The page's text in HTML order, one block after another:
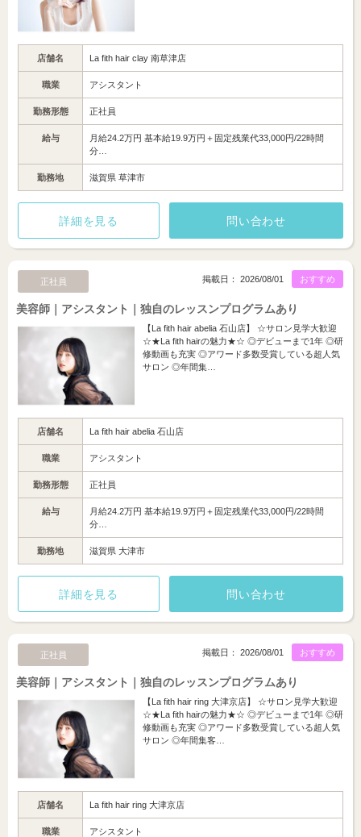
店舗名 La fith hair clay 南草津店
職業 アシスタント
勤務形態 正社員
給与
月給24.2万円 基本給19.9万円＋固定残業代33,000円/22時間
分…
勤務地 滋賀県 草津市
詳細を見る 問い合わせ
正社員 おすすめ
掲載日： 2026/08/01
美容師｜アシスタント｜独自のレッスンプログラムあり
【La fith hair abelia 石山店】 ☆サロン見学大歓迎
☆★La fith hairの魅力★☆ ◎デビューまで1年 ◎研
修動画も充実 ◎アワード多数受賞している超人気
サロン ◎年間集…
店舗名 La fith hair abelia 石山店
職業 アシスタント
勤務形態 正社員
給与
月給24.2万円 基本給19.9万円＋固定残業代33,000円/22時間
分…
勤務地 滋賀県 大津市
詳細を見る 問い合わせ
正社員 おすすめ
掲載日： 2026/08/01
美容師｜アシスタント｜独自のレッスンプログラムあり
【La fith hair ring 大津京店】 ☆サロン見学大歓迎
☆★La fith hairの魅力★☆ ◎デビューまで1年 ◎研
修動画も充実 ◎アワード多数受賞している超人気
サロン ◎年間集客…
店舗名 La fith hair ring 大津京店
職業 アシスタント